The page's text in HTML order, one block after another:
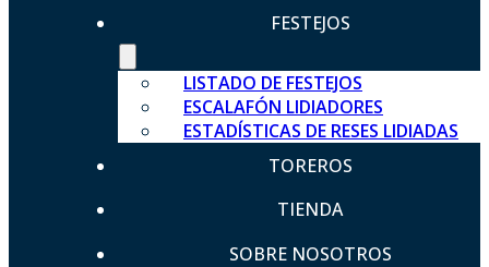
FESTEJOS
LISTADO DE FESTEJOS
ESCALAFÓN LIDIADORES
ESTADÍSTICAS DE RESES LIDIADAS
TOREROS
TIENDA
SOBRE NOSOTROS